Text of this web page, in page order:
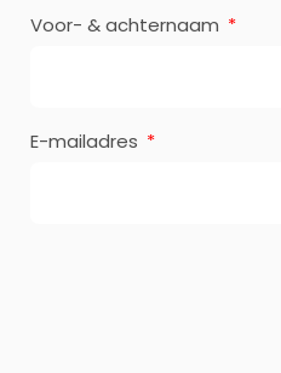
Voor- & achternaam
E-mailadres